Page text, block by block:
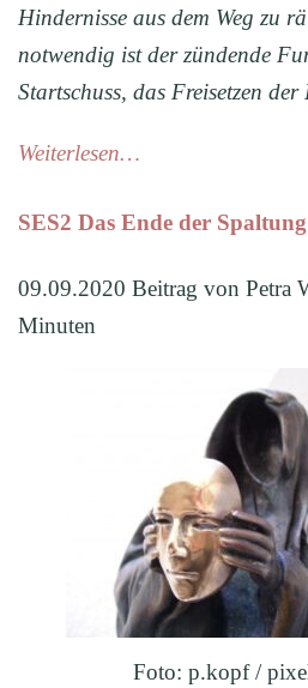
Hindernisse aus dem Weg zu
notwendig ist der zündende
Startschuss, das Freisetzen der
Weiterlesen…
SES2 Das Ende der Spaltung
09.09.2020 Beitrag von Petra
Minuten
Foto: p.kopf /